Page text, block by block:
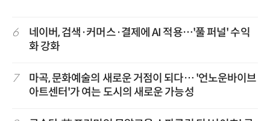
6
네이버, 검색·커머스·결제에 AI 적용…'풀 퍼널' 수익
화 강화
7
마곡, 문화예술의 새로운 거점이 되다… '언노운바이브
아트센터'가 여는 도시의 새로운 가능성